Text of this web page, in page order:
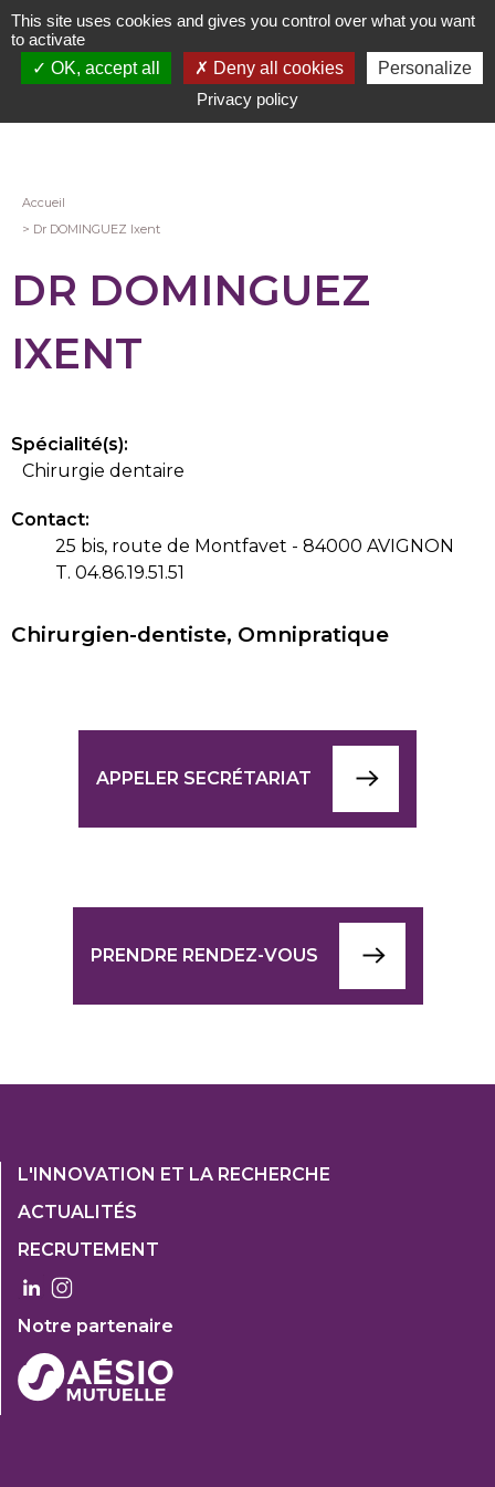
Aller
au
contenu
Fil
Accueil
Dr DOMINGUEZ Ixent
DR DOMINGUEZ
IXENT
Spécialité(s):
Chirurgie dentaire
Contact:
25 bis, route de Montfavet - 84000 AVIGNON
T. 04.86.19.51.51
Chirurgien-dentiste, Omnipratique
APPELER SECRÉTARIAT
PRENDRE RENDEZ-VOUS
Footer
1
Col
3
L'INNOVATION ET LA RECHERCHE
ACTUALITÉS
RECRUTEMENT
Notre partenaire
This site uses cookies and gives you control over what you want
to activate
OK, accept all
Deny all cookies
Personalize
Privacy policy